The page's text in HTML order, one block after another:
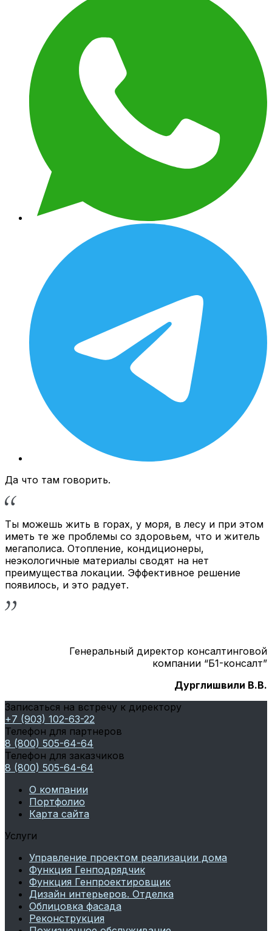
Да что там говорить.
Ты можешь жить в горах, у моря, в лесу и при этом
иметь те же проблемы со здоровьем, что и житель
мегаполиса. Отопление, кондиционеры,
неэкологичные материалы сводят на нет
преимущества локации. Эффективное решение
появилось, и это радует.
Генеральный директор консалтинговой
компании “Б1-консалт”
Дурглишвили В.В.
Записаться на встречу к директору
+7 (903) 102-63-22
Телефон для партнеров
8 (800) 505-64-64
Телефон для заказчиков
8 (800) 505-64-64
О компании
Портфолио
Карта сайта
Услуги
Управление проектом реализации дома
Функция Генподрядчик
Функция Генпроектировщик
Дизайн интерьеров. Отделка
Облицовка фасада
Реконструкция